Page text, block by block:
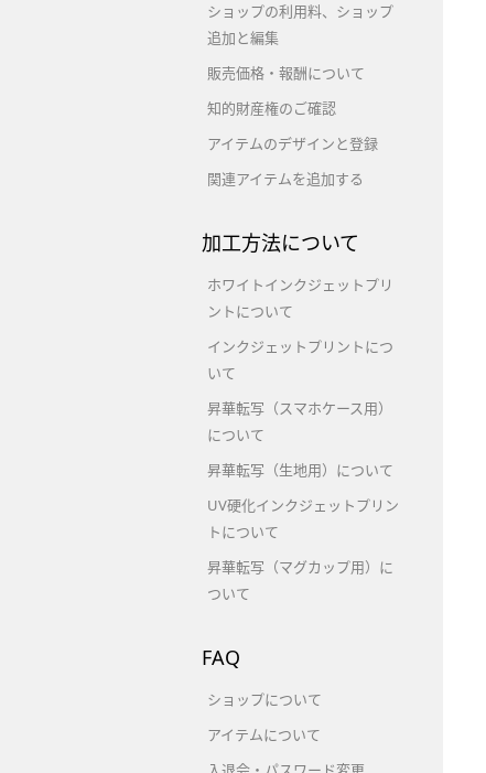
ショップの利用料、ショップ
追加と編集
販売価格・報酬について
知的財産権のご確認
アイテムのデザインと登録
関連アイテムを追加する
加工方法について
ホワイトインクジェットプリ
ントについて
インクジェットプリントにつ
いて
昇華転写（スマホケース用）
について
昇華転写（生地用）について
UV硬化インクジェットプリン
トについて
昇華転写（マグカップ用）に
ついて
FAQ
ショップについて
アイテムについて